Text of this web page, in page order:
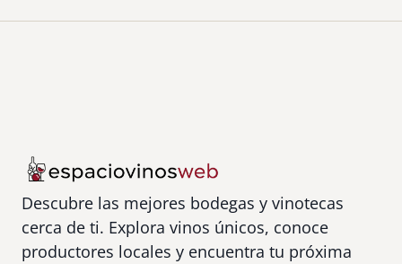
Descubre las mejores bodegas y vinotecas
cerca de ti. Explora vinos únicos, conoce
productores locales y encuentra tu próxima